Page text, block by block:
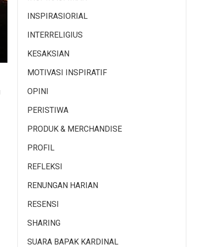
INSPIRASIORIAL
INTERRELIGIUS
KESAKSIAN
MOTIVASI INSPIRATIF
OPINI
PERISTIWA
PRODUK & MERCHANDISE
PROFIL
REFLEKSI
RENUNGAN HARIAN
RESENSI
SHARING
SUARA BAPAK KARDINAL